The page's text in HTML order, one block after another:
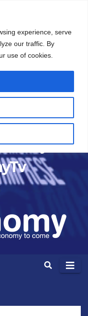
experience, serve
our traffic. By
use of cookies.